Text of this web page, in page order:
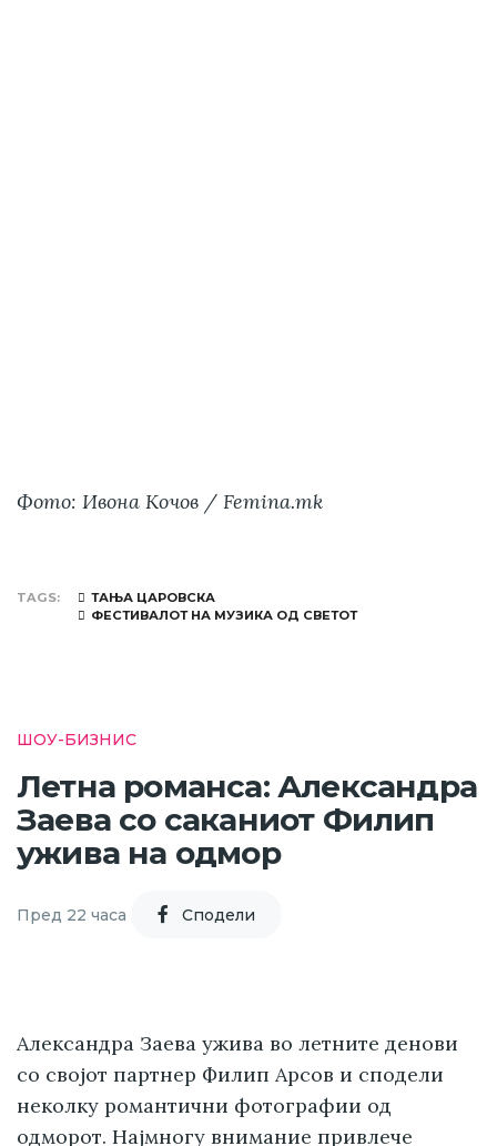
Фото: Ивона Кочов / Femina.mk
TAGS
ТАЊА ЦАРОВСКА
ФЕСТИВАЛОТ НА МУЗИКА ОД СВЕТОТ
ШОУ-БИЗНИС
Летна романса: Александра
Заева со саканиот Филип
ужива на одмор
Пред 22 часа Cподели
Александра Заева ужива во летните денови
со својот партнер Филип Арсов и сподели
неколку романтични фотографии од
одморот. Најмногу внимание привлече